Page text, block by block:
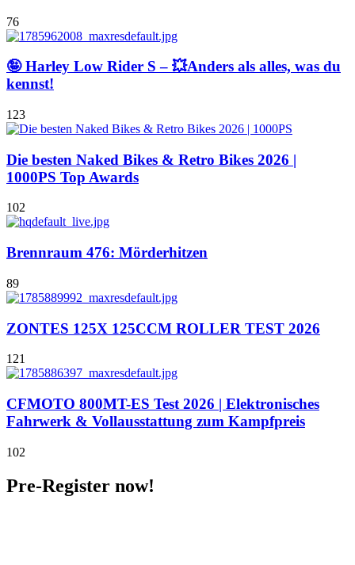
76
🤪 Harley Low Rider S – 💥Anders als alles, was du
kennst!
123
Die besten Naked Bikes & Retro Bikes 2026 |
1000PS Top Awards
102
Brennraum 476: Mörderhitzen
89
ZONTES 125X 125CCM ROLLER TEST 2026
121
CFMOTO 800MT-ES Test 2026 | Elektronisches
Fahrwerk & Vollausstattung zum Kampfpreis
102
Pre-Register now!